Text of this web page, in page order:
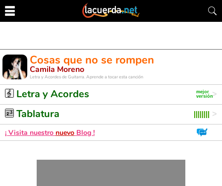
Cosas que no se rompen
Camila Moreno
Letra y Acordes de Guitarra. Aprende a tocar esta canción
Letra y Acordes
Tablatura
¡ Visita nuestro nuevo Blog !